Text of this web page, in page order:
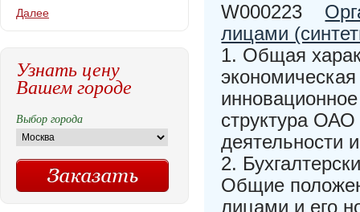
W000223
лицами
1. Общая
структура
деятельности
2.
Общие
лицами и его
Далее
Узнать цену
Вашем городе
Выбор города